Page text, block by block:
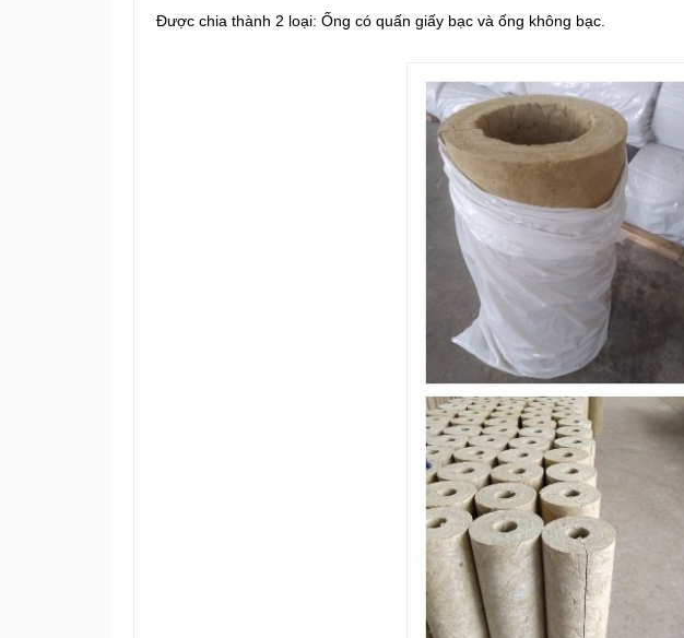
Được chia thành 2 loại: Ống có quấn giấy bạc và ống không bạc.